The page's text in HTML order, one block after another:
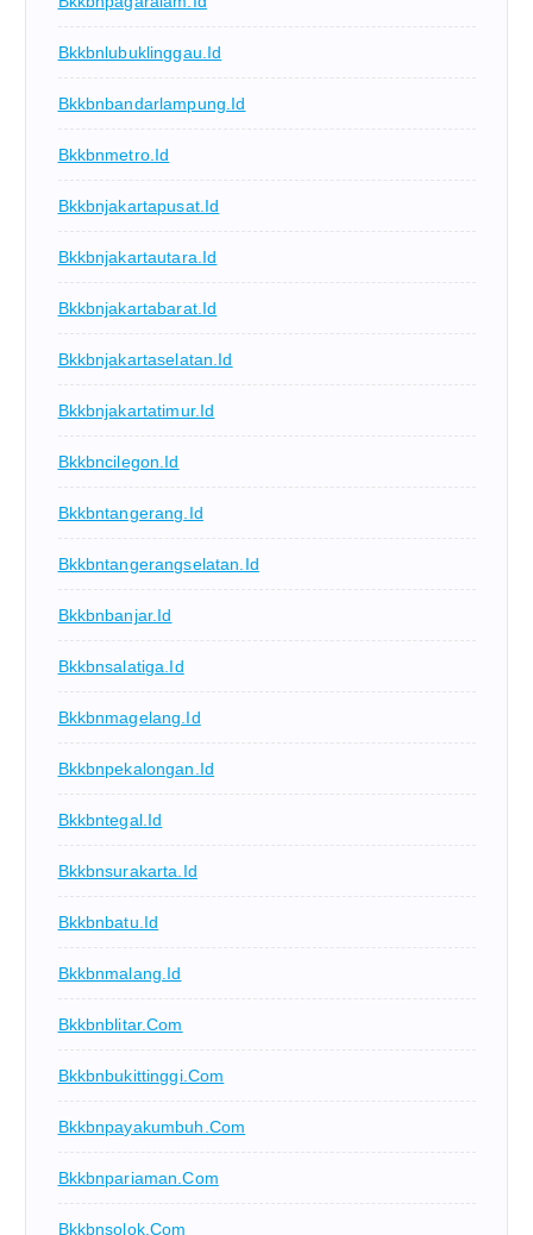
Bkkbnlubuklinggau.id
Bkkbnbandarlampung.id
Bkkbnmetro.id
Bkkbnjakartapusat.id
Bkkbnjakartautara.id
Bkkbnjakartabarat.id
Bkkbnjakartaselatan.id
Bkkbnjakartatimur.id
Bkkbncilegon.id
Bkkbntangerang.id
Bkkbntangerangselatan.id
Bkkbnbanjar.id
Bkkbnsalatiga.id
Bkkbnmagelang.id
Bkkbnpekalongan.id
Bkkbntegal.id
Bkkbnsurakarta.id
Bkkbnbatu.id
Bkkbnmalang.id
Bkkbnblitar.com
Bkkbnbukittinggi.com
Bkkbnpayakumbuh.com
Bkkbnpariaman.com
Bkkbnsolok.com